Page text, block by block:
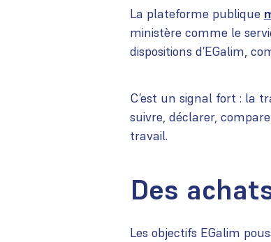
La plateforme publique
ministère comme le
dispositions d’EGalim,
C’est un signal fort : la
suivre, déclarer,
travail.
Des
Les objectifs EGalim